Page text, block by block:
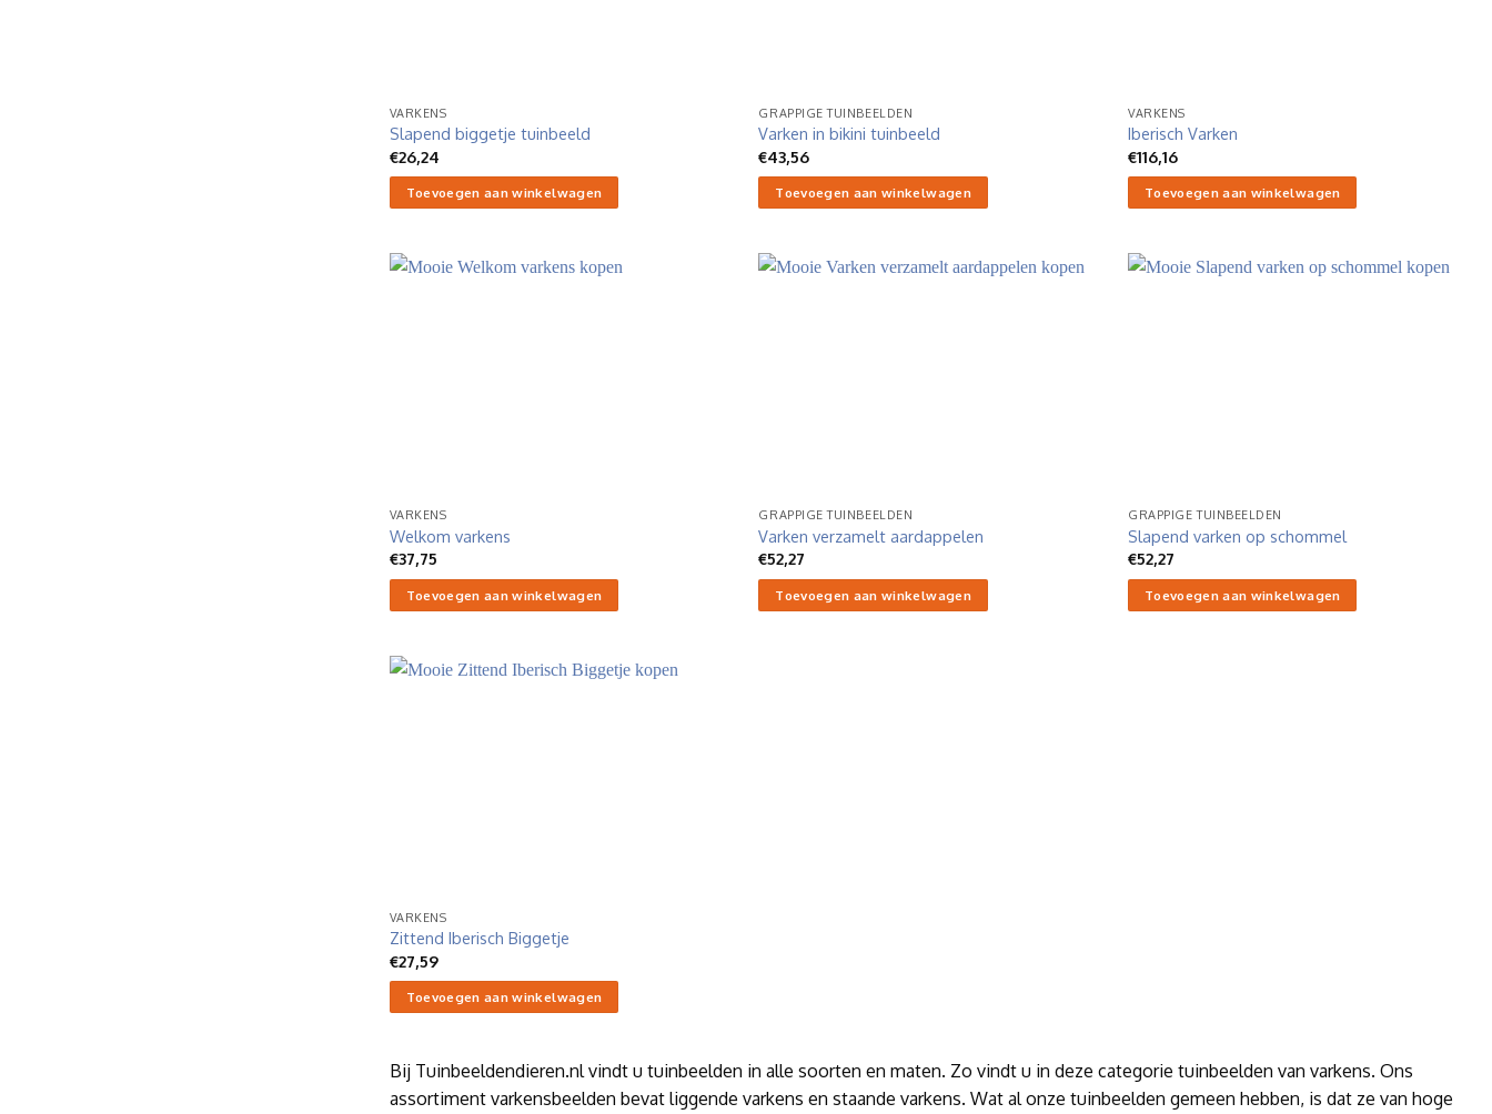
VARKENS
Slapend biggetje tuinbeeld
€26,24
Toevoegen aan winkelwagen
GRAPPIGE TUINBEELDEN
Varken in bikini tuinbeeld
€43,56
Toevoegen aan winkelwagen
VARKENS
Iberisch Varken
€116,16
Toevoegen aan winkelwagen
VARKENS
Welkom varkens
€37,75
Toevoegen aan winkelwagen
GRAPPIGE TUINBEELDEN
Varken verzamelt aardappelen
€52,27
Toevoegen aan winkelwagen
GRAPPIGE TUINBEELDEN
Slapend varken op schommel
€52,27
Toevoegen aan winkelwagen
VARKENS
Zittend Iberisch Biggetje
€27,59
Toevoegen aan winkelwagen
Bij Tuinbeeldendieren.nl vindt u tuinbeelden in alle soorten en maten. Zo vindt u in deze categorie tuinbeelden van varkens. Ons
assortiment varkensbeelden bevat liggende varkens en staande varkens. Wat al onze tuinbeelden gemeen hebben, is dat ze van hoge